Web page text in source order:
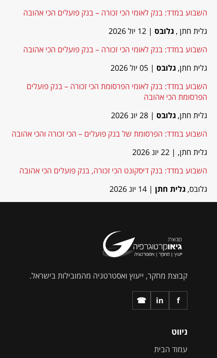
השבוע במדד: בנק לאומי הכי זכורה – בנק פועלים הכי אהובה
גלית חתן , גלובס | 12 יול 2026
השבוע במדד: בנק לאומי הכי זכורה – בנק פועלים הכי אהובה
גלית חתן, גלובס | 05 יול 2026
השבוע במדד: בנק לאומי הפרסומת הכי זכורה – בנק פועלים
הפרסומת הכי אהובה
גלית חתן, גלובס | 28 יונ 2026
השבוע במדד: הפרסומת של בנק פועלים – הכי זכורה והכי אהובה
גלית חתן, | 22 יונ 2026
השבוע במדד: בנק דיסקונט הכי זכורה, בנק פועלים הכי אהובה
גלובס, גלית חתן | 14 יונ 2026
קבוצת מחקר, ייעוץ ואסטרטגיה מהמובילות בישראל.
f
in
☎
ניווט
עמוד הבית